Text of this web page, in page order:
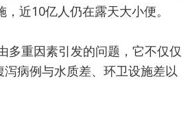
近10亿人仍在露天大小便。
多重因素引发的问题，它不仅仅
病例与水质差、环卫设施差以